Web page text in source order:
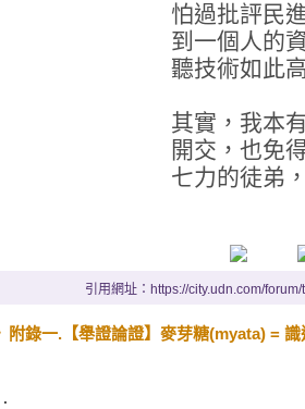
怕過批評民
到一個人的
聽技術如此
其實，我本
開交，也免
七力的徒弟
引用網址：https://city.udn.com/
附錄一.【舉證論證】麥芽糖(myata) =
.